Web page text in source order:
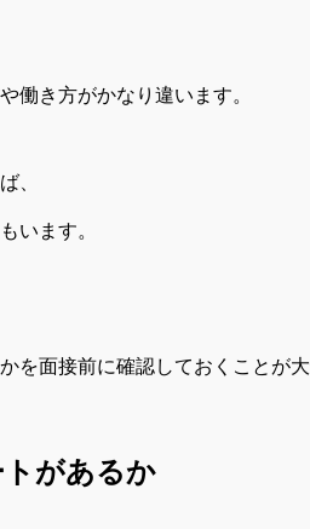
働き方がかなり違います。
、
います。
を面接前に確認しておくことが大
があるか